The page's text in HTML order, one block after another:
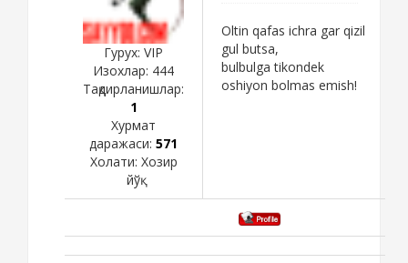
Гурух: VIP
Изохлар: 444
Тақдирланишлар:
1
Хурмат
даражаси: 571
Холати: Хозир
йўқ
Oltin qafas ichra gar qizil
gul butsa,
bulbulga tikondek
oshiyon bolmas emish!